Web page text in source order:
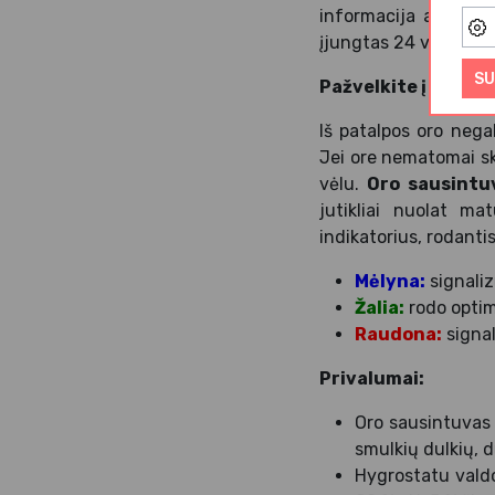
informacija apie
įjungtas 24 valandų
Pažvelkite į
Iš patalpos oro
Jei ore nematomai
vėlu. Oro
jutikliai nuolat
indikatorius,
Mėlyna:
Žalia: rodo
Raudona:
Privalumai:
Oro
smulkių dulkių,
Hygrostatu